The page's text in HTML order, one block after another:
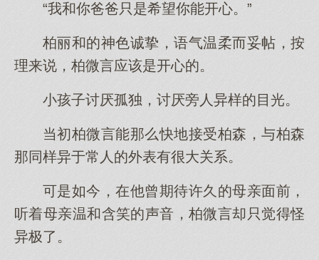
“我和你爸爸只是希望你能开心。”
柏丽和的神色诚挚，语气温柔而妥帖，按
理来说，柏微言应该是开心的。
小孩子讨厌孤独，讨厌旁人异样的目光。
当初柏微言能那么快地接受柏森，与柏森
那同样异于常人的外表有很大关系。
可是如今，在他曾期待许久的母亲面前，
听着母亲温和含笑的声音，柏微言却只觉得怪
异极了。